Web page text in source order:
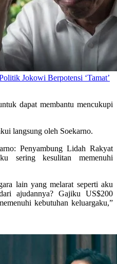
Jokowi Berpotensi ‘Tamat’
dapat membantu mencukupi
langsung oleh Soekarno.
Penyambung Lidah Rakyat
sering kesulitan memenuhi
lain yang melarat seperti aku
ajudannya? Gajiku US$200
kebutuhan keluargaku,”